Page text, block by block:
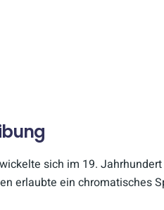
sich im 19.
erlaubte ein chromatisches